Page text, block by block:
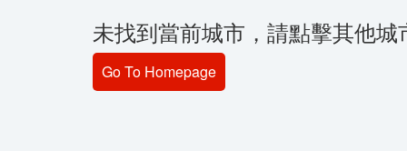
未找到當前城市，請點擊其他城
Go To Homepage